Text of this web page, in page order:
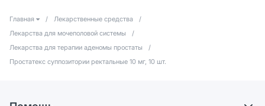
Главная / Лекарственные средства
/
Лекарства для мочеполовой системы
/
Лекарства для терапии аденомы простаты
/
Простатекс суппозитории ректальные 10 мг, 10 шт.